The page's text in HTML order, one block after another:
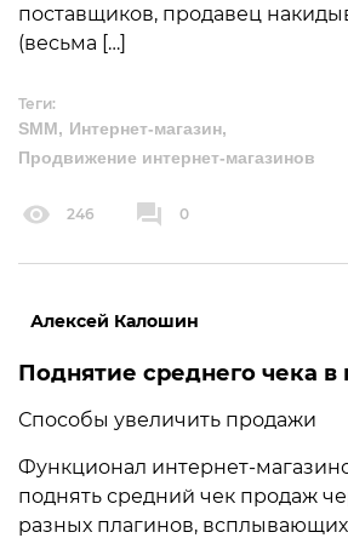
поставщиков, продавец
(весьма […]
Теги:
SMM
Интернет-магазин
Продвижение интернет-магазинов
246 0
Алексей Калошин
Поднятие среднего чека в
Способы увеличить продажи
Функционал интернет-
поднять средний чек продаж
разных плагинов,